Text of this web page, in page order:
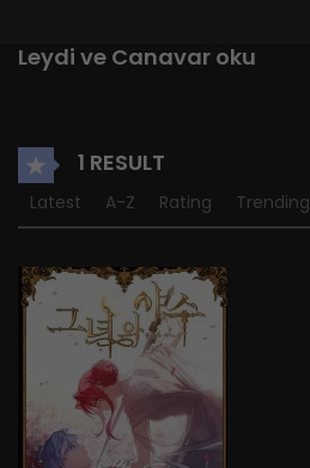
Leydi ve Canavar oku
1 RESULT
Latest A-Z Rating Trending